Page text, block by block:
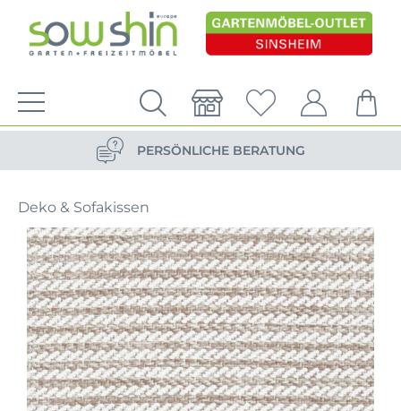
VERSANDKOSTENFREIE LIEFERUNG
PERSÖNLICHE BERATUNG
VERSANDKOSTENFREIE LIEFERUNG
PERSÖNLICHE BERATUNG
Deko & Sofakissen